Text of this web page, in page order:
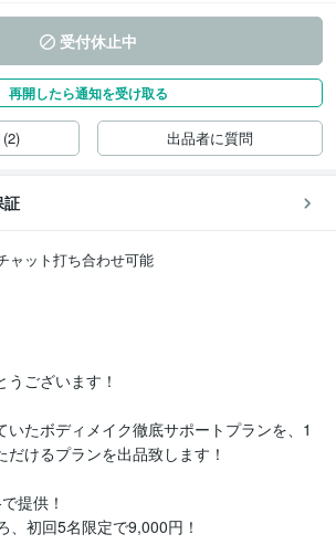
受付休止中
再開したら通知を受け取る
出品者に質問
証
ャット打ち合わせ可能
ございます！
いたボディメイク徹底サポートプランを、1
けるプランを出品致します！
提供！
、初回5名限定で9,000円！